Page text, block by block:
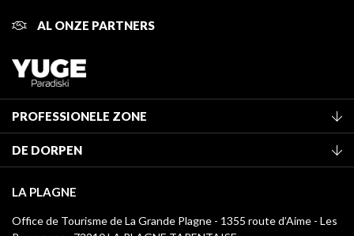
AL ONZE PARTNERS
PROFESSIONELE ZONE
Classificatie van de gemeubileerde accommodaties
Verblijfstaks
Mediatheek
DE DORPEN
Montchavin - Les Coches
Champagny-en-Vanoise
LA PLAGNE
Office de Tourisme de La Grande Plagne - 1355 route d’Aime - Les